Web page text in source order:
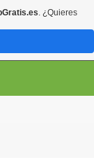
. ¿Quieres